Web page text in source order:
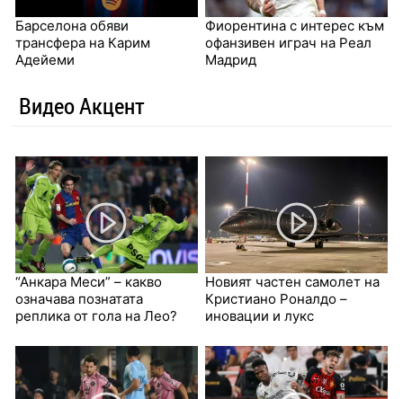
Барселона обяви
трансфера на Карим
Адейеми
Фиорентина с интерес към
офанзивен играч на Реал
Мадрид
Видео Акцент
“Анкара Меси” – какво
означава познатата
реплика от гола на Лео?
Новият частен самолет на
Кристиано Роналдо –
иновации и лукс